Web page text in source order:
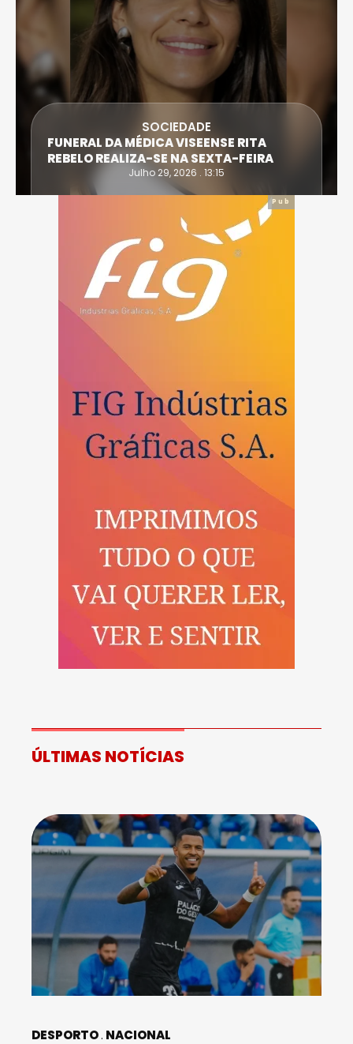
SOCIEDADE
FUNERAL DA MÉDICA VISEENSE RITA
REBELO REALIZA-SE NA SEXTA-FEIRA
Julho 29, 2026 . 13:15
Pub
ÚLTIMAS NOTÍCIAS
DESPORTO NACIONAL